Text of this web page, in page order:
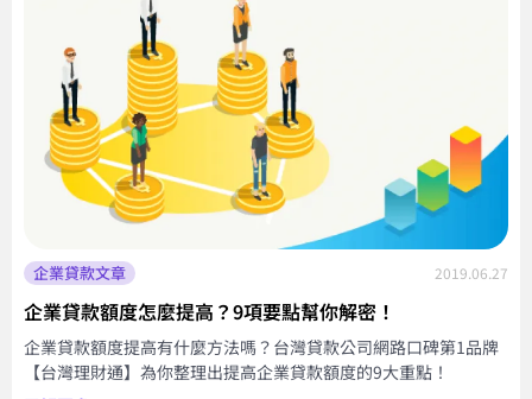
企業貸款文章 2019.06.27
企業貸款額度怎麼提高？9項要點幫你解密！
企業貸款額度提高有什麼方法嗎？台灣貸款公司網路口碑第1品牌
【台灣理財通】為你整理出提高企業貸款額度的9大重點！